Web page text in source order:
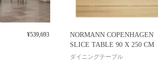
¥539,693
NORMANN COPENHAGEN
SLICE TABLE 90 X 250 CM
ダイニングテーブル